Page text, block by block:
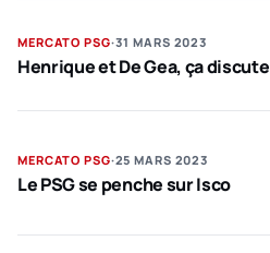
MERCATO PSG·31 MARS 2023
Henrique et De Gea, ça discute
MERCATO PSG·25 MARS 2023
Le PSG se penche sur Isco